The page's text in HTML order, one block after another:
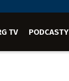
TV PODCASTY